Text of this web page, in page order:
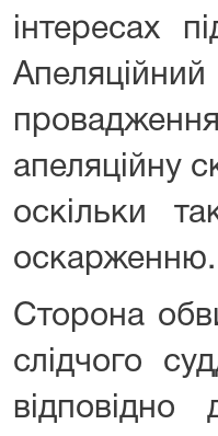
інтересах
апеляційну
оскільки
оскарженню.
Сторона
слідчого